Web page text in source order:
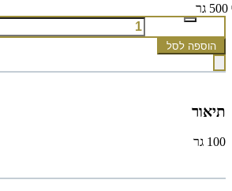
500 גר
הוספה לסל
תיאור
100 גר